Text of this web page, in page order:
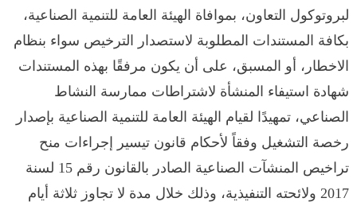
لبروتوكول التعاون، بموافاة الهيئة العامة للتنمية الصناعية،
بكافة المستندات المطلوبة لاستصدار الترخيص سواء بنظام
الاخطار، أو المسبق، على أن يكون مرفقًا بهذه المستندات
شهادة استيفاء المنشأة لاشتراطات ممارسة النشاط
الصناعي، تمهيدًا لقيام الهيئة العامة للتنمية الصناعية بإصدار
رخصة التشغيل وفقاً لأحكام قانون تيسير إجراءات منح
تراخيص المنشآت الصناعية الصادر بالقانون رقم 15 لسنة
2017 ولائحته التنفيذية، وذلك خلال مدة لا تجاوز ثلاثة أيام